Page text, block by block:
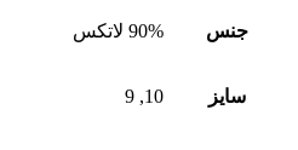
جنس 90% لاتکس
سایز 10, 9